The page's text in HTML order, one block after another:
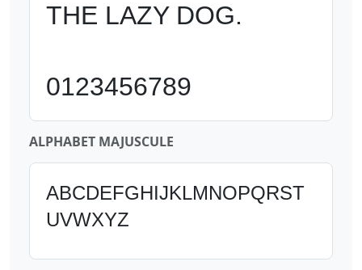
THE LAZY DOG.
0123456789
ALPHABET MAJUSCULE
ABCDEFGHIJKLMNOPQRST
UVWXYZ